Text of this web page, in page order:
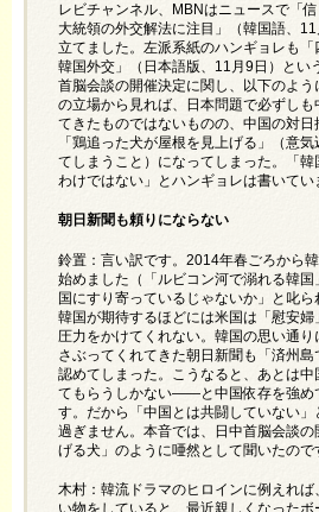
レビチャンネル、MBNはニュースで「
大統領の外交解法に注目」（韓国語、
立てました。左派系紙のハンギョレも
韓国外交」（日本語版、11月9日）とい
首脳会談の開催決定に関し、以下のよう
の立場から見れば、日本問題で必ずしも
てきたものではないものの、中国の対
「鶏追った犬が屋根を見上げる」（意
てしまうこと）になってしまった。「
わけではない」とハンギョレは書いてい
朝日新聞も頼りにならない
鈴置：言い訳です。2014年春ごろから
始めました（「ルビコン河で溺れる韓
国にすり寄っているじゃないか」と叱ら
韓国が期待するほどには米国は「慰安
圧力をかけてくれない。韓国の思い通
さぶってくれてきた朝日新聞も「済州島
認めてしまった。こうなると、あとは
てもらうしかない――と中国依存を強め
す。だから「中国とは共闘していない
過ぎません。本音では、日中首脳会談
げる犬」のように唖然として聞いたので
木村：韓流ドラマのヒロインに例えれ
い物をしていると、最近親しくなった